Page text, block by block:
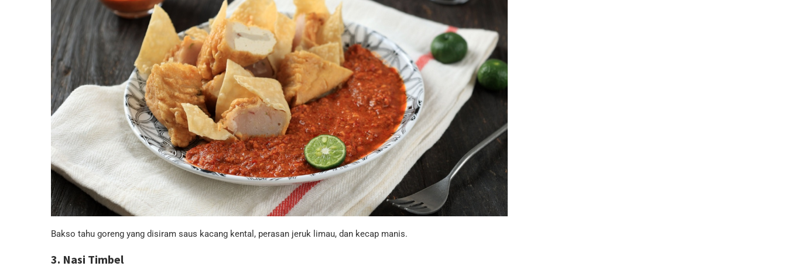
Bakso tahu goreng yang disiram saus kacang kental, perasan jeruk limau, dan kecap manis.
3. Nasi Timbel